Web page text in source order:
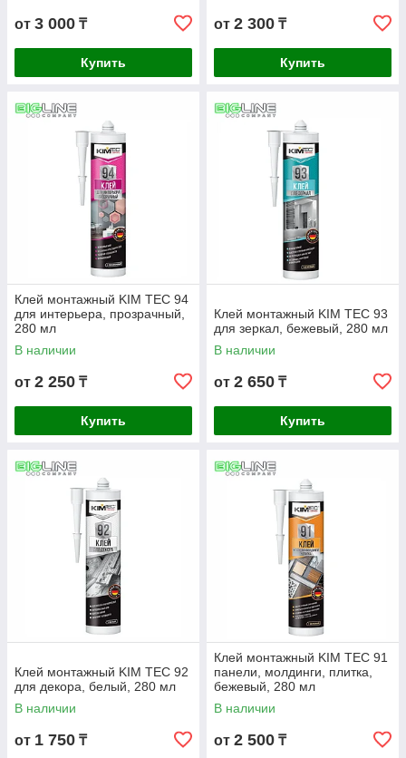
от 3 000 ₸
Купить
от 2 300 ₸
Купить
Клей монтажный KIM TEC 94
для интерьера, прозрачный,
280 мл
В наличии
от 2 250 ₸
Купить
Клей монтажный KIM TEC 93
для зеркал, бежевый, 280 мл
В наличии
от 2 650 ₸
Купить
Клей монтажный KIM TEC 92
для декора, белый, 280 мл
В наличии
от 1 750 ₸
Клей монтажный KIM TEC 91
панели, молдинги, плитка,
бежевый, 280 мл
В наличии
от 2 500 ₸